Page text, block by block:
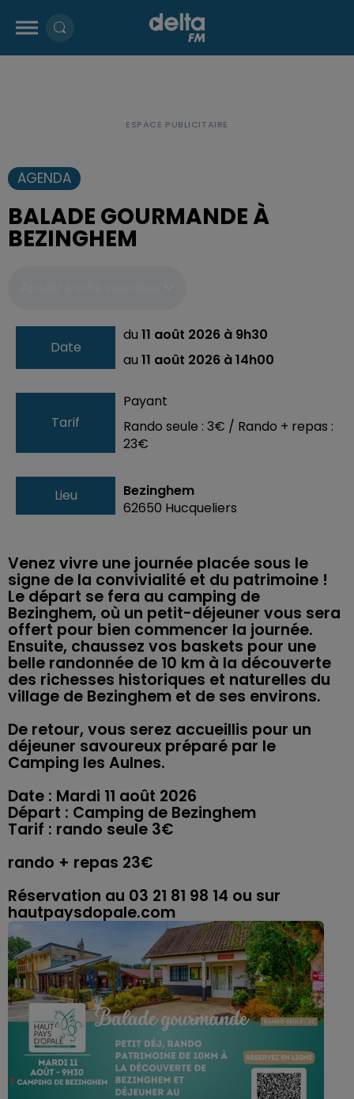
AGENDA
BALADE GOURMANDE À
BEZINGHEM
Date
du 11 août 2026 à 9h30
au 11 août 2026 à 14h00
Tarif
Payant
Rando seule : 3€ / Rando + repas :
23€
Lieu
Bezinghem
62650 Hucqueliers
Venez vivre une journée placée sous le
signe de la convivialité et du patrimoine !
Le départ se fera au camping de
Bezinghem, où un petit-déjeuner vous sera
offert pour bien commencer la journée.
Ensuite, chaussez vos baskets pour une
belle randonnée de 10 km à la découverte
des richesses historiques et naturelles du
village de Bezinghem et de ses environs.
De retour, vous serez accueillis pour un
déjeuner savoureux préparé par le
Camping les Aulnes.
Date : Mardi 11 août 2026
Départ : Camping de Bezinghem
Tarif : rando seule 3€
rando + repas 23€
Réservation au 03 21 81 98 14 ou sur
hautpaysdopale.com